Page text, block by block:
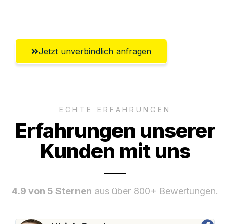
Jetzt unverbindlich anfragen
ECHTE ERFAHRUNGEN
Erfahrungen unserer
Kunden mit uns
4.9 von 5 Sternen aus über 800+ Bewertungen.